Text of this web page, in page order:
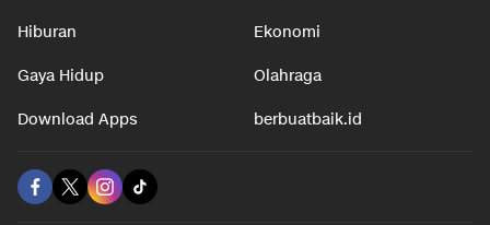
Hiburan Ekonomi
Gaya Hidup Olahraga
Download Apps berbuatbaik.id